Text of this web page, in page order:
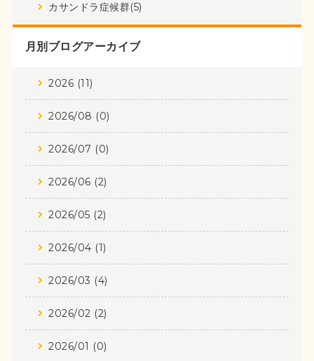
カサンドラ症候群(5)
月別ブログアーカイブ
2026 (11)
2026/08 (0)
2026/07 (0)
2026/06 (2)
2026/05 (2)
2026/04 (1)
2026/03 (4)
2026/02 (2)
2026/01 (0)